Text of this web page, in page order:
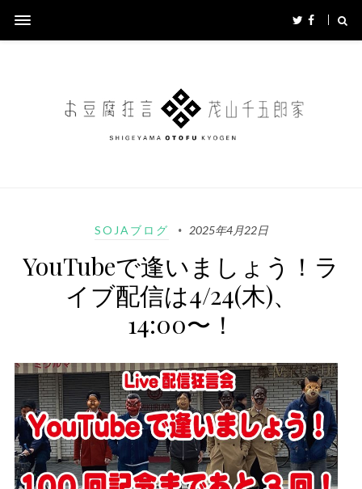
SOJAブログ 2025年4月22日
YouTubeで逢いましょう！ラ
イブ配信は4/24(木)、
14:00〜！